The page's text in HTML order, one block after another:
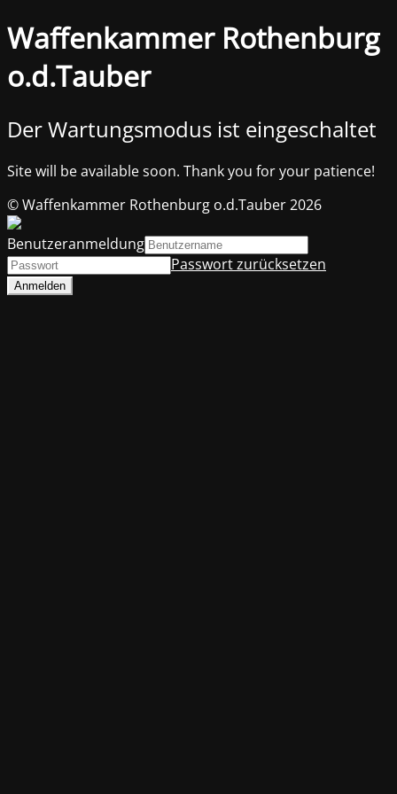
Waffenkammer Rothenburg
o.d.Tauber
Der Wartungsmodus ist eingeschaltet
Site will be available soon. Thank you for your patience!
© Waffenkammer Rothenburg o.d.Tauber 2026
Benutzeranmeldung
Passwort zurücksetzen